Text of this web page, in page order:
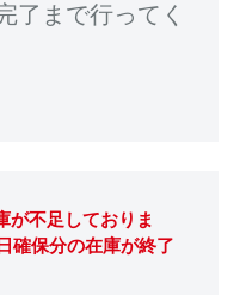
了まで行ってく
が不足しておりま
確保分の在庫が終了